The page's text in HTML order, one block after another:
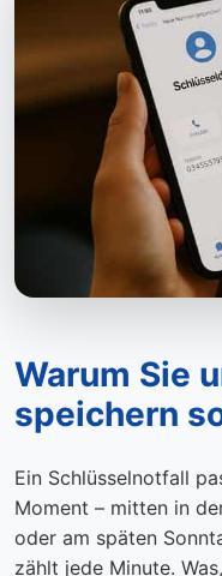
Warum Sie
speichern
Ein Schlüsselnotfall
Moment – mitten in
oder am späten
zählt jede Minute.